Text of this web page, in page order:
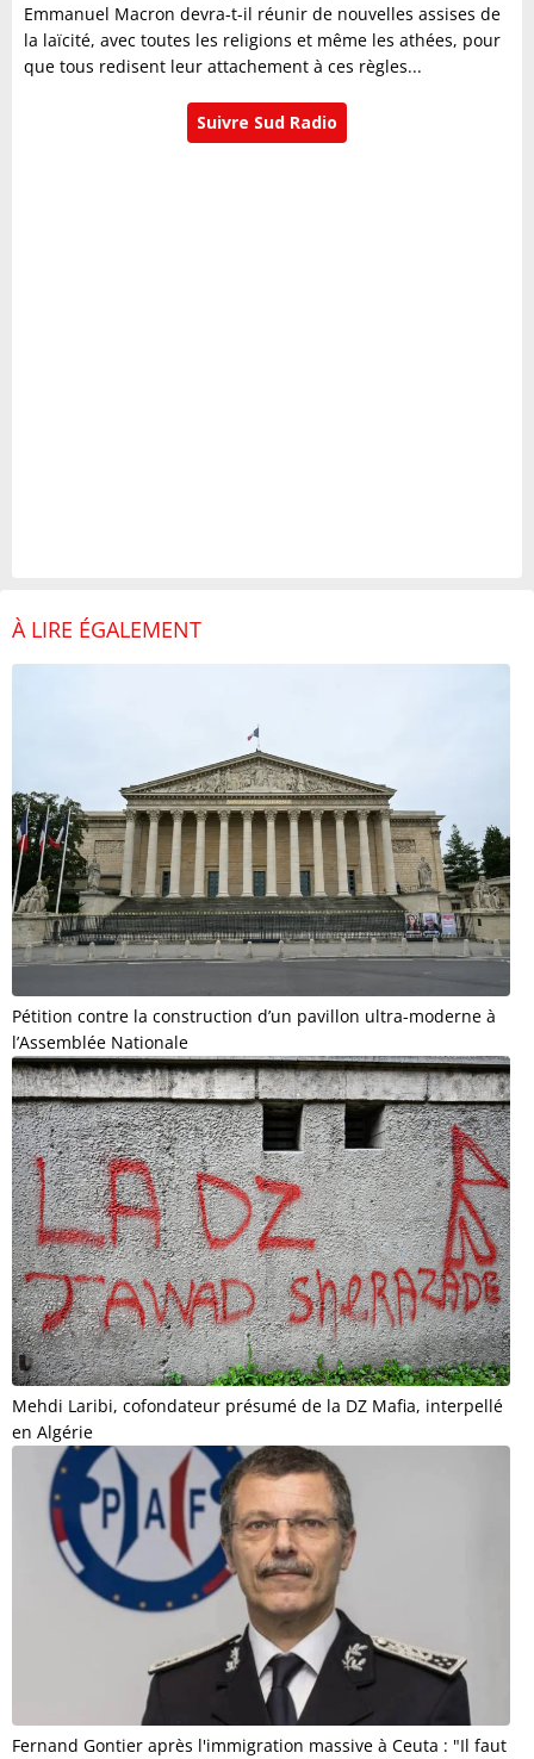
Emmanuel Macron devra-t-il réunir de nouvelles assises de
la laïcité, avec toutes les religions et même les athées, pour
que tous redisent leur attachement à ces règles...
Suivre Sud Radio
À LIRE ÉGALEMENT
Pétition contre la construction d’un pavillon ultra-moderne à
l’Assemblée Nationale
Mehdi Laribi, cofondateur présumé de la DZ Mafia, interpellé
en Algérie
Fernand Gontier après l'immigration massive à Ceuta : "Il faut